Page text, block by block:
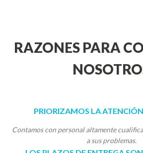
RAZONES PARA
PRIORIZAMOS LA
Contamos con personal altamente
a sus problemas.